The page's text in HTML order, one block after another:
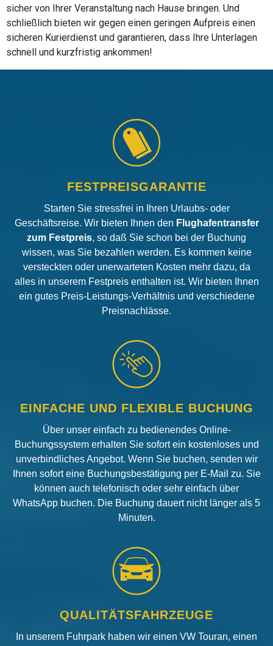
sicher von Ihrer Veranstaltung nach Hause bringen. Und
schließlich bieten wir gegen einen geringen Aufpreis einen
sicheren Kurierdienst und garantieren, dass Ihre Unterlagen
schnell und kurzfristig ankommen!
FESTPREISGARANTIE
Starten Sie stressfrei in Ihren Urlaubs- oder
Geschäftsreise. Wir bieten Ihnen den Flughafentransfer
zum Festpreis, so daß Sie schon bei der Buchung
wissen, was Sie bezahlen werden. Es kommen keine
versteckten oder unerwarteten Kosten mehr dazu, da
alles in unserem Festpreis enthalten ist. Wir bieten Ihnen
ein gutes Preis-Leistungs-Verhältnis und verschiedene
Preisnachlässe.
EINFACHE UND FLEXIBLE BUCHUNG
Über unser einfach zu bedienendes Online-
Buchungssystem erhalten Sie sofort ein kostenloses und
unverbindliches Angebot. Wenn Sie buchen, senden wir
Ihnen sofort eine Buchungsbestätigung per E-Mail zu. Sie
können auch telefonisch oder sehr einfach über
WhatsApp buchen. Die Buchung dauert nicht länger als 5
Minuten.
QUALITÄTSFAHRZEUGE
In unserem Fuhrpark haben wir einen VW Touran, einen